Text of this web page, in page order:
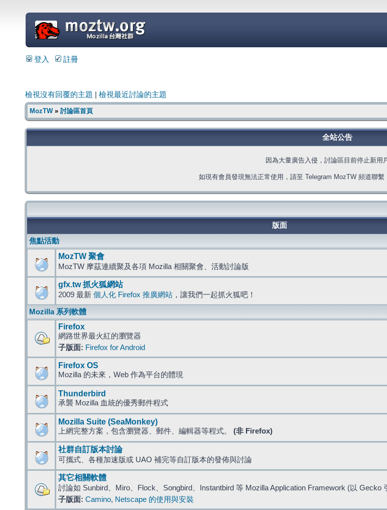
=
登入 註冊
檢視沒有回覆的主題 檢視最近討論的主題
MozTW» 討論區首頁
全站公告
因為大量廣告入侵，討論區目前停止新用
如現有會員發現無法正常使用，請至 Telegram MozTW 頻道聯
版面
焦點活動
MozTW 聚會
MozTW 摩茲連續聚及各項 Mozilla 相關聚會、活動討論版
gfx.tw 抓火狐網站
2009 最新 個人化 Firefox 推廣網站 ，讓我們一起抓火狐吧！
Mozilla 系列軟體
Firefox
網路世界最火紅的瀏覽器
子版面: Firefox for Android
Firefox OS
Mozilla 的未來，Web 作為平台的體現
Thunderbird
承襲 Mozilla 血統的優秀郵件程式
Mozilla Suite (SeaMonkey)
上網完整方案，包含瀏覽器、郵件、編輯器等程式。 (非 Firefox)
社群自訂版本討論
可攜式、各種加速版或 UAO 補完等自訂版本的發佈與討論
其它相關軟體
討論如 Sunbird、Miro、Flock、Songbird、Instantbird 等 Mozilla Application Framework (以 Gecko
子版面: Camino, Netscape 的使用與安裝